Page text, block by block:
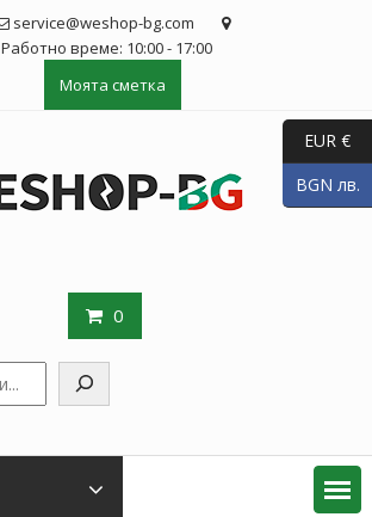
service@weshop-bg.com
Работно време: 10:00 - 17:00
Моята сметка
0
EUR €
BGN лв.